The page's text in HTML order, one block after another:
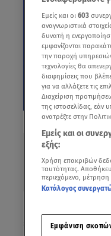
Δείτε περισσότερα
Πρόσθηκη star.gr
εκτεταμένη
Εμείς και οι 603
αναγνωριστικά
δυνατή η
εμφανίζονται
την παροχή
τεχνολογίες θα
διαφημίσεις που
για να αλλάξετε τις
Διαχείριση
της ιστοσελίδας, εάν
ανατρέξτε στην
Εμείς και οι
εξής:
Χρήση επακριβών
ταυτότητας.
περιεχόμενο,
Κατάλογος
Εμφάνιση